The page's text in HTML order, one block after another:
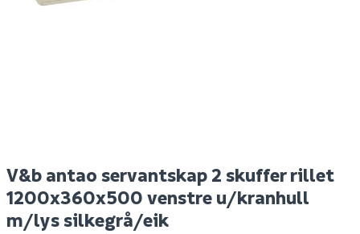
Spar 400 Før 699
V&b antao servantskap 2 skuffer rillet
1200x360x500 venstre u/kranhull
m/lys silkegrå/eik